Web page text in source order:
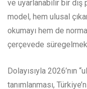
ve uyarlanabilir bir
model, hem ulusal
okumayı hem de
çerçevede
Dolayısıyla 2026’nın
tanımlanması,